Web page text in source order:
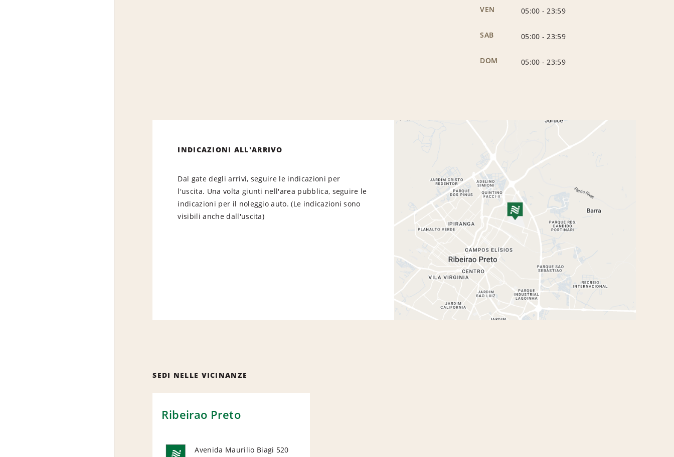
VEN 05:00 -23:59
SAB 05:00 -23:59
DOM 05:00 -23:59
INDICAZIONI ALL'ARRIVO
Dal gate degli arrivi, seguire le indicazioni per
l'uscita. Una volta giunti nell'area pubblica, seguire le
indicazioni per il noleggio auto. (Le indicazioni sono
visibili anche dall'uscita)
SEDI NELLE VICINANZE
Ribeirao Preto
Avenida Maurilio Biagi 520